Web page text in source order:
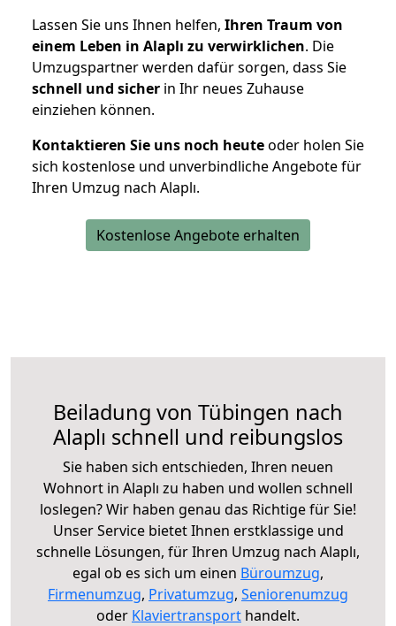
Lassen Sie uns Ihnen helfen, Ihren Traum von
einem Leben in Alaplı zu verwirklichen. Die
Umzugspartner werden dafür sorgen, dass Sie
schnell und sicher in Ihr neues Zuhause
einziehen können.
Kontaktieren Sie uns noch heuteoder holen Sie
sich kostenlose und unverbindliche Angebote für
Ihren Umzug nach Alaplı.
Kostenlose Angebote erhalten
Beiladung von Tübingen nach
Alaplı schnell und reibungslos
Sie haben sich entschieden, Ihren neuen
Wohnort in Alaplı zu haben und wollen schnell
loslegen? Wir haben genau das Richtige für Sie!
Unser Service bietet Ihnen erstklassige und
schnelle Lösungen, für Ihren Umzug nach Alaplı,
egal ob es sich um einen Büroumzug,
Firmenumzug, Privatumzug, Seniorenumzug
oder Klaviertransport handelt.